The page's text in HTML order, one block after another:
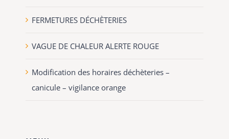
FERMETURES DÉCHÈTERIES
VAGUE DE CHALEUR ALERTE ROUGE
Modification des horaires déchèteries –
canicule – vigilance orange